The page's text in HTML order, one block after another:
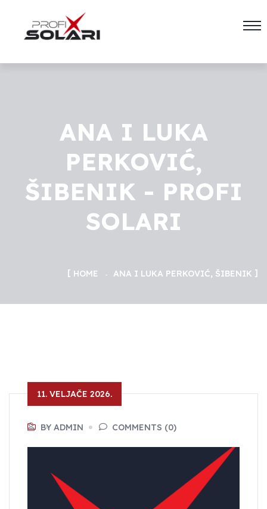
ANA I LUKA
PERKOVIĆ,
ŠIBENIK - PROFI
SOLARI
HOME ANA I LUKA PERKOVIĆ, ŠIBENIK
11. VELJAČE 2026.
BY ADMIN COMMENTS (0)